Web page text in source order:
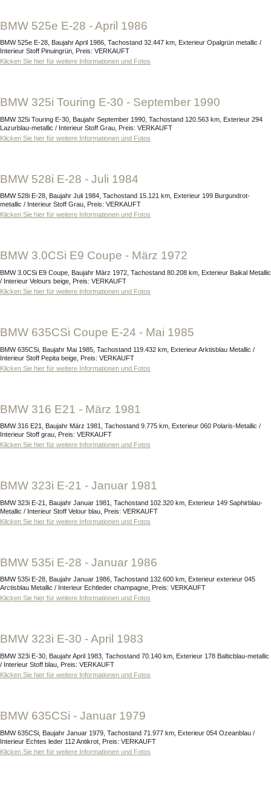
BMW 525e E-28 - April 1986
BMW 525e E-28, Baujahr April 1986, Tachostand 32.447 km, Exterieur Opalgrün metallic /
Interieur Stoff Pinuingrün, Preis: VERKAUFT
Klicken Sie hier für weitere Informationen und Fotos
BMW 325i Touring E-30 - September 1990
BMW 325i Touring E-30, Baujahr September 1990, Tachostand 120.563 km, Exterieur 294
Lazurblau-metallic / Interieur Stoff Grau, Preis: VERKAUFT
Klicken Sie hier für weitere Informationen und Fotos
BMW 528i E-28 - Juli 1984
BMW 528i E-28, Baujahr Juli 1984, Tachostand 15.121 km, Exterieur 199 Burgundrot-
metallic / Interieur Stoff Grau, Preis: VERKAUFT
Klicken Sie hier für weitere Informationen und Fotos
BMW 3.0CSi E9 Coupe - März 1972
BMW 3.0CSi E9 Coupe, Baujahr März 1972, Tachostand 80.208 km, Exterieur Baikal Metallic
/ Interieur Velours beige, Preis: VERKAUFT
Klicken Sie hier für weitere Informationen und Fotos
BMW 635CSi Coupe E-24 - Mai 1985
BMW 635CSi, Baujahr Mai 1985, Tachostand 119.432 km, Exterieur Arktisblau Metallic /
Interieur Stoff Pepita beige, Preis: VERKAUFT
Klicken Sie hier für weitere Informationen und Fotos
BMW 316 E21 - März 1981
BMW 316 E21, Baujahr März 1981, Tachostand 9.775 km, Exterieur 060 Polaris-Metallic /
Interieur Stoff grau, Preis: VERKAUFT
Klicken Sie hier für weitere Informationen und Fotos
BMW 323i E-21 - Januar 1981
BMW 323i E-21, Baujahr Januar 1981, Tachostand 102.320 km, Exterieur 149 Saphirblau-
Metallic / Interieur Stoff Velour blau, Preis: VERKAUFT
Klicken Sie hier für weitere Informationen und Fotos
BMW 535i E-28 - Januar 1986
BMW 535i E-28, Baujahr Januar 1986, Tachostand 132.600 km, Exterieur exterieur 045
Arctisblau Metallic / Interieur Echtleder champagne, Preis: VERKAUFT
Klicken Sie hier für weitere Informationen und Fotos
BMW 323i E-30 - April 1983
BMW 323i E-30, Baujahr April 1983, Tachostand 70.140 km, Exterieur 178 Balticblau-metallic
/ Interieur Stoff blau, Preis: VERKAUFT
Klicken Sie hier für weitere Informationen und Fotos
BMW 635CSi - Januar 1979
BMW 635CSi, Baujahr Januar 1979, Tachostand 71.977 km, Exterieur 054 Ozeanblau /
Interieur Echtes leder 112 Antikrot, Preis: VERKAUFT
Klicken Sie hier für weitere Informationen und Fotos